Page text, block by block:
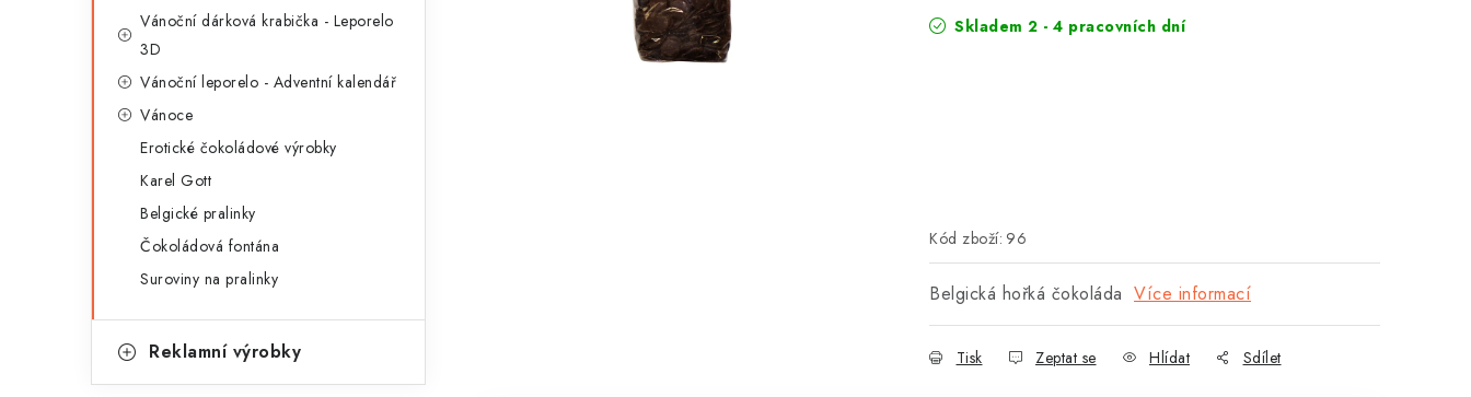
e
l
Vánoční dárková krabička - Leporelo
3D
Vánoční leporelo - Adventní kalendář
Vánoce
Erotické čokoládové výrobky
Karel Gott
Belgické pralinky
Čokoládová fontána
Suroviny na pralinky
Reklamní výrobky
Skladem 2 - 4 pracovních dní
Kód zboží: 96
Belgická hořká čokoláda Více informací
Tisk Zeptat se Hlídat Sdílet